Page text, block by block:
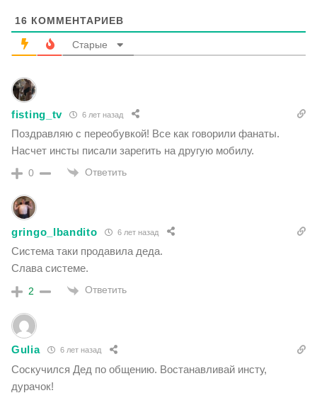
16 КОММЕНТАРИЕВ
Старые
fisting_tv 6 лет назад
Поздравляю с переобувкой! Все как говорили фанаты.
Насчет инсты писали зарегить на другую мобилу.
0 Ответить
gringo_lbandito 6 лет назад
Система таки продавила деда.
Слава системе.
2 Ответить
Gulia 6 лет назад
Соскучился Дед по общению. Востанавливай инсту,
дурачок!